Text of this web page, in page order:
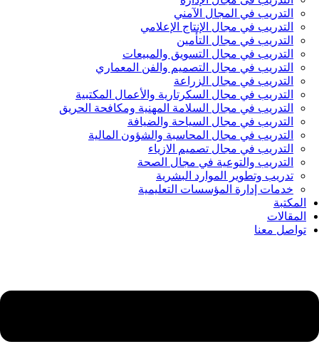
التدريب في المجال الآمني
التدريب في مجال الإنتاج الإعلامي
التدريب في مجال التأمين
التدريب في مجال التسويق والمبيعات
التدريب في مجال التصميم والفن المعماري
التدريب في مجال الزراعة
التدريب في مجال السكرتارية والأعمال المكتبية
التدريب في مجال السلامة المهنية ومكافحة الحريق
التدريب في مجال السياحة والضيافة
التدريب في مجال المحاسبة والشؤون المالية
التدريب في مجال تصميم الازياء
التدريب والتوعية في مجال الصحة
تدريب وتطوير الموارد البشرية
خدمات إدارة المؤسسات التعليمية
المكتبة
المقالات
تواصل معنا